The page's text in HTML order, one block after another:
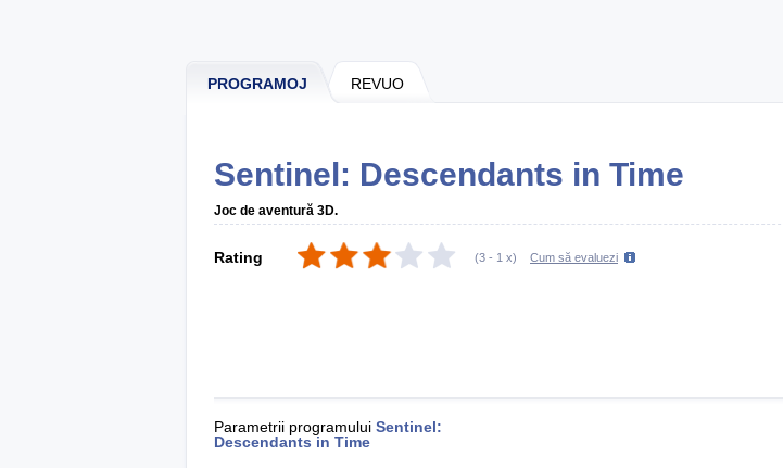
PROGRAMOJ REVUO
Sentinel: Descendants in Time
Joc de aventură 3D.
Rating (3 - 1 x) Cum să evaluezi
Parametrii programului Sentinel:
Descendants in Time